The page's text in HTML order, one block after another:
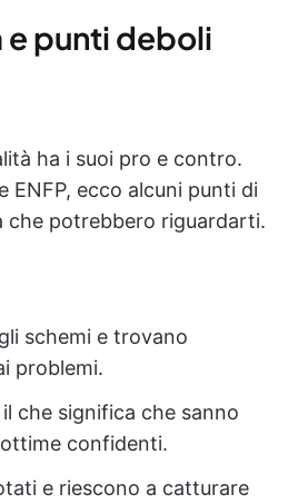
e punti deboli
ha i suoi pro e contro.
ENFP, ecco alcuni punti di
che potrebbero riguardarti.
schemi e trovano
problemi.
che significa che sanno
confidenti.
e riescono a catturare